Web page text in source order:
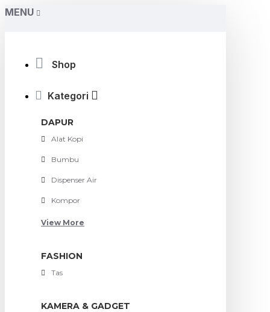
MENU
Shop
Kategori
DAPUR
Alat Kopi
Bumbu
Dispenser Air
Kompor
View More
FASHION
Tas
KAMERA & GADGET